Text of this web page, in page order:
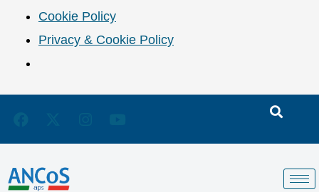
Cookie Policy
Privacy & Cookie Policy